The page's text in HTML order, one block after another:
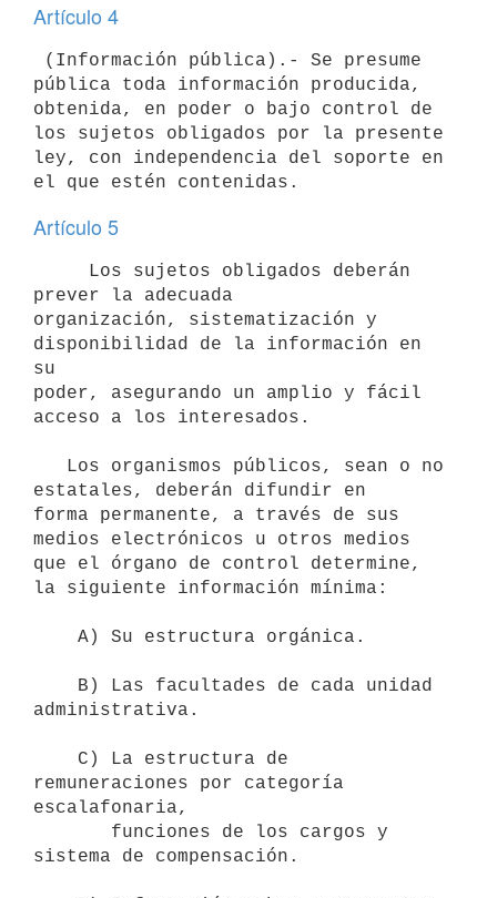
Artículo 4
pública toda información producida,
obtenida, en poder o bajo control de
los sujetos obligados por la presente
ley, con independencia del soporte en
Artículo 5
prever la adecuada
organización, sistematización y
disponibilidad de la información en
su
poder, asegurando un amplio y fácil
acceso a los interesados.
estatales, deberán difundir en
forma permanente, a través de sus
medios electrónicos u otros medios
que el órgano de control determine,
la siguiente información mínima:
administrativa.
remuneraciones por categoría
escalafonaria,
sistema de compensación.